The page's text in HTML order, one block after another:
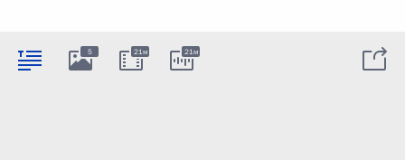
5 21м 21м